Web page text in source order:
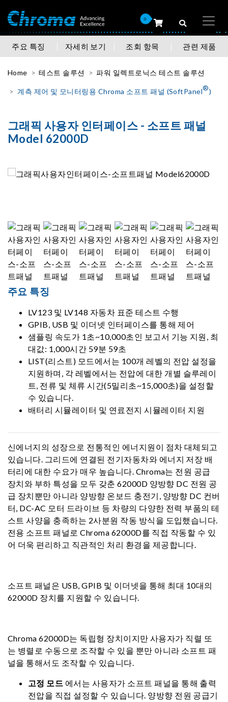
0
주요 특징 자세히 보기 조회 항목 관련 제품
Home 테스트 솔루션 파워 일렉트로닉스 테스트 솔루션
계측 제어 및 모니터링용 Chroma 소프트 패널 (SoftPanel®)
그래픽 사용자 인터페이스 - 소프트 패널
Model 62000D
주요 특징
LV123 및 LV148 자동차 표준 테스트 수행
GPIB, USB 및 이더넷 인터페이스를 통해 제어
샘플링 속도가 1초~10,000초인 보고서 기능 지원, 최
대값: 1,000시간 59분 59초
LIST(리스트) 모드에서는 100개 레벨의 전압 설정을
지원하며, 각 레벨에서는 전압에 대한 개별 슬루레이
트, 전류 및 체류 시간(5밀리초~15,000초)을 설정할
수 있습니다.
배터리 시뮬레이터 및 연료전지 시뮬레이터 지원
신에너지의 성장으로 전통적인 에너지원이 점차 대체되고
있습니다. 그리드에 연결된 전기자동차와 에너지 저장 배
터리에 대한 수요가 매우 높습니다. Chroma는 전원 공급
장치와 부하 특성을 모두 갖춘 62000D 양방향 DC 전원 공
급 장치뿐만 아니라 양방향 온보드 충전기, 양방향 DC 컨버
터, DC-AC 모터 드라이브 등 차량의 다양한 전력 부품의 테
스트 사양을 충족하는 2사분원 작동 방식을 도입했습니다.
전용 소프트 패널로 Chroma 62000D를 직접 작동할 수 있
어 더욱 편리하고 직관적인 처리 환경을 제공합니다.
소프트 패널은 USB, GPIB 및 이더넷을 통해 최대 10대의
62000D 장치를 지원할 수 있습니다.
Chroma 62000D는 독립형 장치이지만 사용자가 직렬 또
는 병렬로 수동으로 조작할 수 있을 뿐만 아니라 소프트 패
널을 통해서도 조작할 수 있습니다.
고정 모드 에서는 사용자가 소프트 패널을 통해 출력
전압을 직접 설정할 수 있습니다. 양방향 전원 공급기